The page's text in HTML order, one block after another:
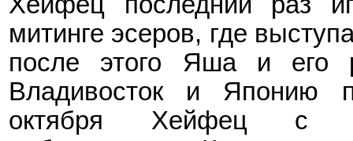
митинге эсеров, где
после этого Яша и его
Владивосток и Японию
октября Хейфец с